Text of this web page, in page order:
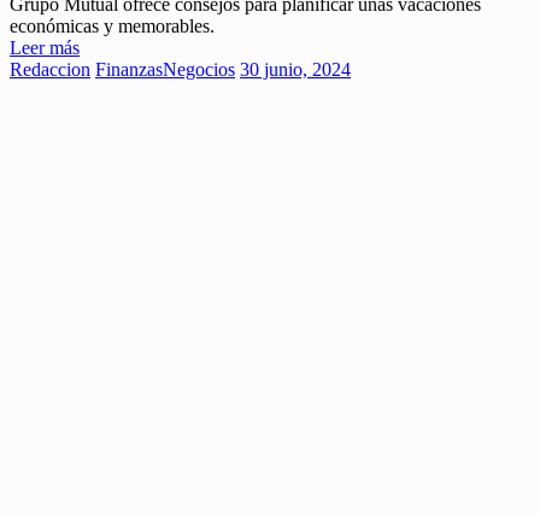
Grupo Mutual ofrece consejos para planificar unas vacaciones
económicas y memorables.
Leer más
Redaccion FinanzasNegocios 30 junio, 2024